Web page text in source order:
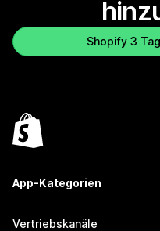
Shopify 3
App-Kategorien
Vertriebskanäle